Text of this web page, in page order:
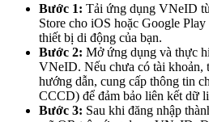
Bước 1: Tải ứng dụng VNeID
Store cho iOS hoặc Google
thiết bị di động của bạn.
Bước 2: Mở ứng dụng và thực
VNeID. Nếu chưa có tài khoản,
hướng dẫn, cung cấp thông tin
CCCD) để đảm bảo liên kết dữ
Bước 3: Sau khi đăng nhập